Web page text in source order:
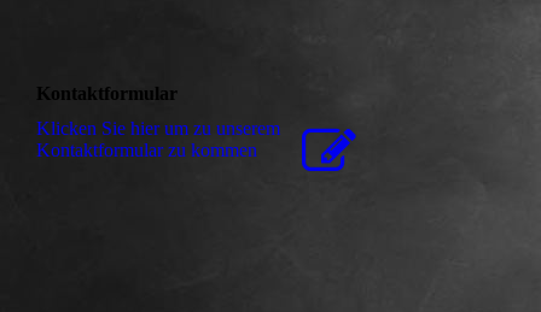
Kontaktformular
Klicken Sie hier um zu unserem
Kon­takt­for­mu­lar zu kommen